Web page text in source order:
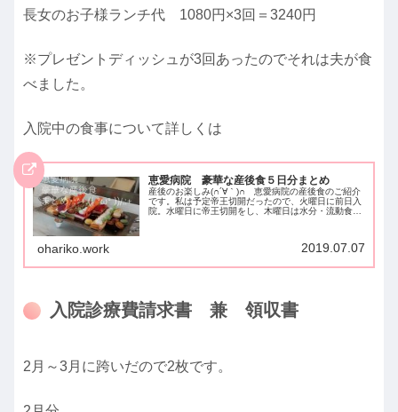
長女のお子様ランチ代 1080円×3回＝3240円
※プレゼントディッシュが3回あったのでそれは夫が食
べました。
入院中の食事について詳しくは
恵愛病院 豪華な産後食５日分まとめ
産後のお楽しみ(∩´∀｀)∩ 恵愛病院の産後食のご紹介
です。私は予定帝王切開だったので、火曜日に前日入
院。水曜日に帝王切開をし、木曜日は水分・流動食・
ohariko.work 2019.07.07
入院診療費請求書 兼 領収書
2月～3月に跨いだので2枚です。